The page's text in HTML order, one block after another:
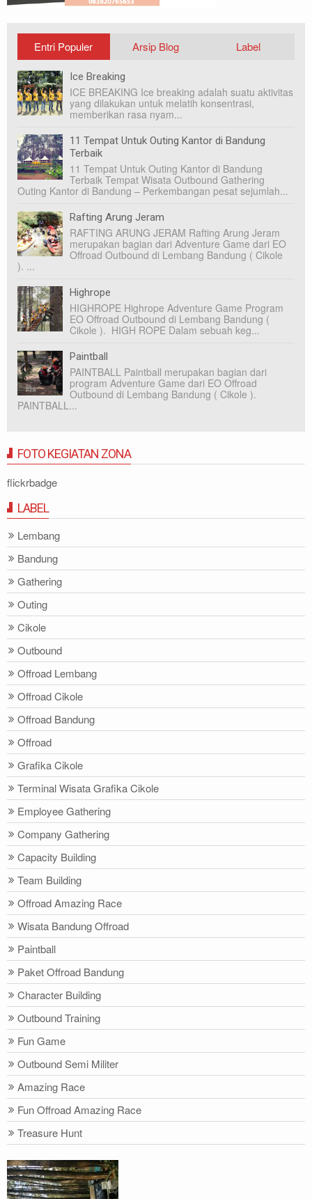
Entri Populer Arsip Blog Label
Ice Breaking
ICE BREAKING Ice breaking adalah suatu aktivitas
yang dilakukan untuk melatih konsentrasi,
memberikan rasa nyam...
11 Tempat Untuk Outing Kantor di Bandung
Terbaik
11 Tempat Untuk Outing Kantor di Bandung
Terbaik Tempat Wisata Outbound Gathering
Outing Kantor di Bandung – Perkembangan pesat sejumlah...
Rafting Arung Jeram
RAFTING ARUNG JERAM Rafting Arung Jeram
merupakan bagian dari Adventure Game dari EO
Offroad Outbound di Lembang Bandung ( Cikole
). ...
Highrope
HIGHROPE Highrope Adventure Game Program
EO Offroad Outbound di Lembang Bandung (
Cikole ). HIGH ROPE Dalam sebuah keg...
Paintball
PAINTBALL Paintball merupakan bagian dari
program Adventure Game dari EO Offroad
Outbound di Lembang Bandung ( Cikole ).
PAINTBALL...
FOTO KEGIATAN ZONA
flickrbadge
LABEL
Lembang
Bandung
Gathering
Outing
Cikole
Outbound
Offroad Lembang
Offroad Cikole
Offroad Bandung
Offroad
Grafika Cikole
Terminal Wisata Grafika Cikole
Employee Gathering
Company Gathering
Capacity Building
Team Building
Offroad Amazing Race
Wisata Bandung Offroad
Paintball
Paket Offroad Bandung
Character Building
Outbound Training
Fun Game
Outbound Semi Militer
Amazing Race
Fun Offroad Amazing Race
Treasure Hunt